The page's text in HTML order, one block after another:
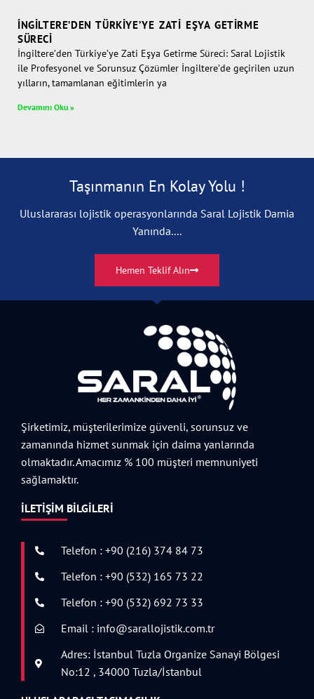
İNGILTERE’DEN TÜRKIYE’YE ZATI EŞYA GETIRME
SÜRECI
İngiltere’den Türkiye’ye Zati Eşya Getirme Süreci: Saral Lojistik
ile Profesyonel ve Sorunsuz Çözümler İngiltere’de geçirilen uzun
yılların, tamamlanan eğitimlerin ya
Devamını Oku »
Taşınmanın En Kolay Yolu !
Uluslararası lojistik operasyonlarında Saral Lojistik Damia
Yanında....
Hemen Teklif Alın
Şirketimiz, müşterilerimize güvenli, sorunsuz ve
zamanında hizmet sunmak için daima yanlarında
olmaktadır. Amacımız % 100 müşteri memnuniyeti
sağlamaktır.
İLETIŞIM BILGILERI
Telefon : +90 (216) 374 84 73
Telefon : +90 (532) 165 73 22
Telefon : +90 (532) 692 73 33
Email : info@sarallojistik.com.tr
Adres: İstanbul Tuzla Organize Sanayi Bölgesi
No:12 , 34000 Tuzla/İstanbul